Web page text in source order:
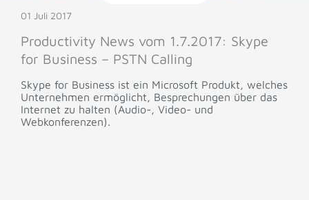
01 Juli 2017
Productivity News vom 1.7.2017: Skype
for Business – PSTN Calling
Skype for Business ist ein Microsoft Produkt, welches
Unternehmen ermöglicht, Besprechungen über das
Internet zu halten (Audio-, Video- und
Webkonferenzen).